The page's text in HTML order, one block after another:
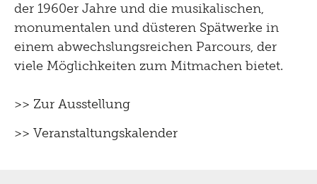
der 1960er Jahre und die musikalischen,
monumentalen und düsteren Spätwerke in
einem abwechslungsreichen Parcours, der
viele Möglichkeiten zum Mitmachen bietet.
>> Zur Ausstellung
>> Veranstaltungskalender